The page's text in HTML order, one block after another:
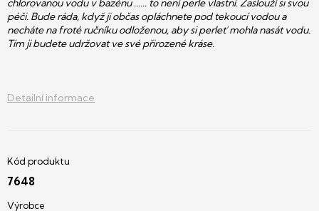
chlorovanou vodu v bazénu ...... to není perle vlastní. Zaslouží si svou
péči. Bude ráda, když ji občas opláchnete pod tekoucí vodou a
necháte na froté ručníku odloženou, aby si perleť mohla nasát vodu.
Tím ji budete udržovat ve své přirozené kráse.
Detailní informace
7648